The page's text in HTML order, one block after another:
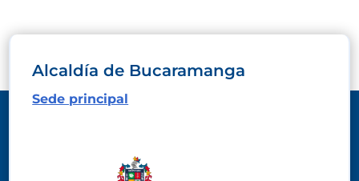
Alcaldía de Bucaramanga
Sede principal